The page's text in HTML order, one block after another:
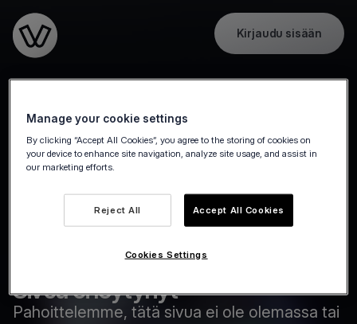
Kirjaudu sisään
Sivua ei löytynyt
Pahoittelemme, tätä sivua ei ole olemassa tai
Manage your cookie settings
By clicking “Accept All Cookies”, you agree to the storing of cookies on
your device to enhance site navigation, analyze site usage, and assist in
our marketing efforts.
Reject All Accept All Cookies
Cookies Settings